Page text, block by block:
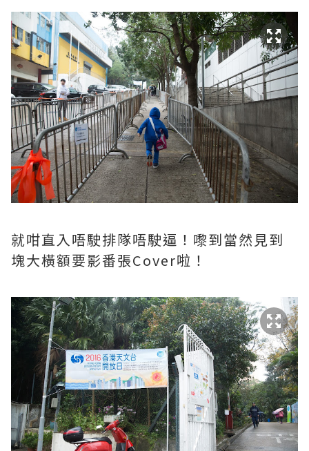
就咁直入唔駛排隊唔駛逼！嚟到當然見到
塊大橫額要影番張Cover啦！